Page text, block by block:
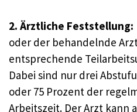
2. Ärztliche Feststellung:
oder der behandelnde
entsprechende
Dabei sind nur drei
oder 75 Prozent der
Arbeitszeit. Der Arzt kann